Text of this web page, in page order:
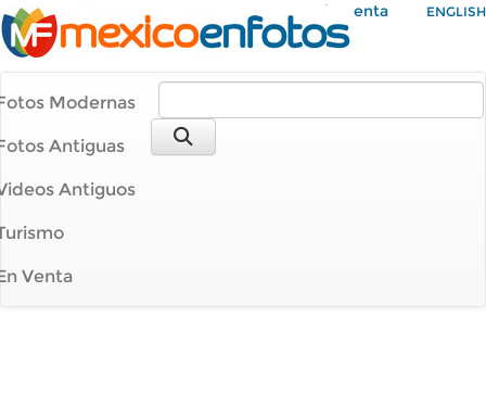
Mi Cuenta ENGLISH
Modernas
Antiguas
Antiguos
Venta